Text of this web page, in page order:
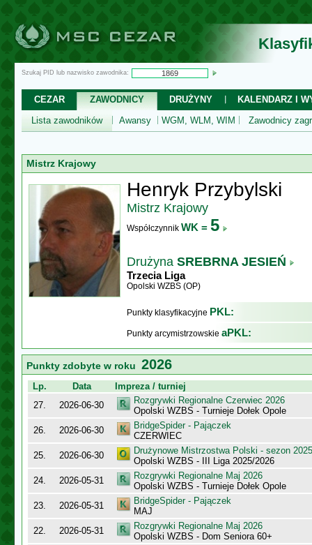
Szukaj PID lub nazwisko zawodnika:
CEZAR ZAWODNICY DRUŻYNY
KALENDARZ I
Lista zawodników
Awansy WGM, WLM, WIM Zawodnicy
Mistrz Krajowy
Henryk Przybylski
Mistrz Krajowy
Współczynnik WK = 5
Drużyna SREBRNA JESIEŃ
Trzecia Liga
Opolski WZBS (OP)
Punkty klasyfikacyjne PKL:
Punkty arcymistrzowskie aPKL:
Punkty zdobyte w roku 2026
Lp. Data
Impreza / turniej
27.
2026-06-30
Rozgrywki Regionalne Czerwiec 2026
Opolski WZBS - Turnieje Dołek Opole
26.
2026-06-30
BridgeSpider - Pajączek
CZERWIEC
25.
2026-06-30
Drużynowe Mistrzostwa Polski - sezon
Opolski WZBS - III Liga 2025/2026
24.
2026-05-31
Rozgrywki Regionalne Maj 2026
Opolski WZBS - Turnieje Dołek Opole
23.
2026-05-31
BridgeSpider - Pajączek
MAJ
22.
2026-05-31
Rozgrywki Regionalne Maj 2026
Opolski WZBS - Dom Seniora 60+